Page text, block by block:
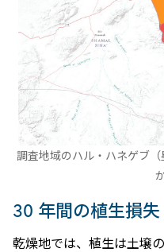
調査地域のハル・ハネゲブ
30 年間の植生損失
乾燥地では、植生は土壌